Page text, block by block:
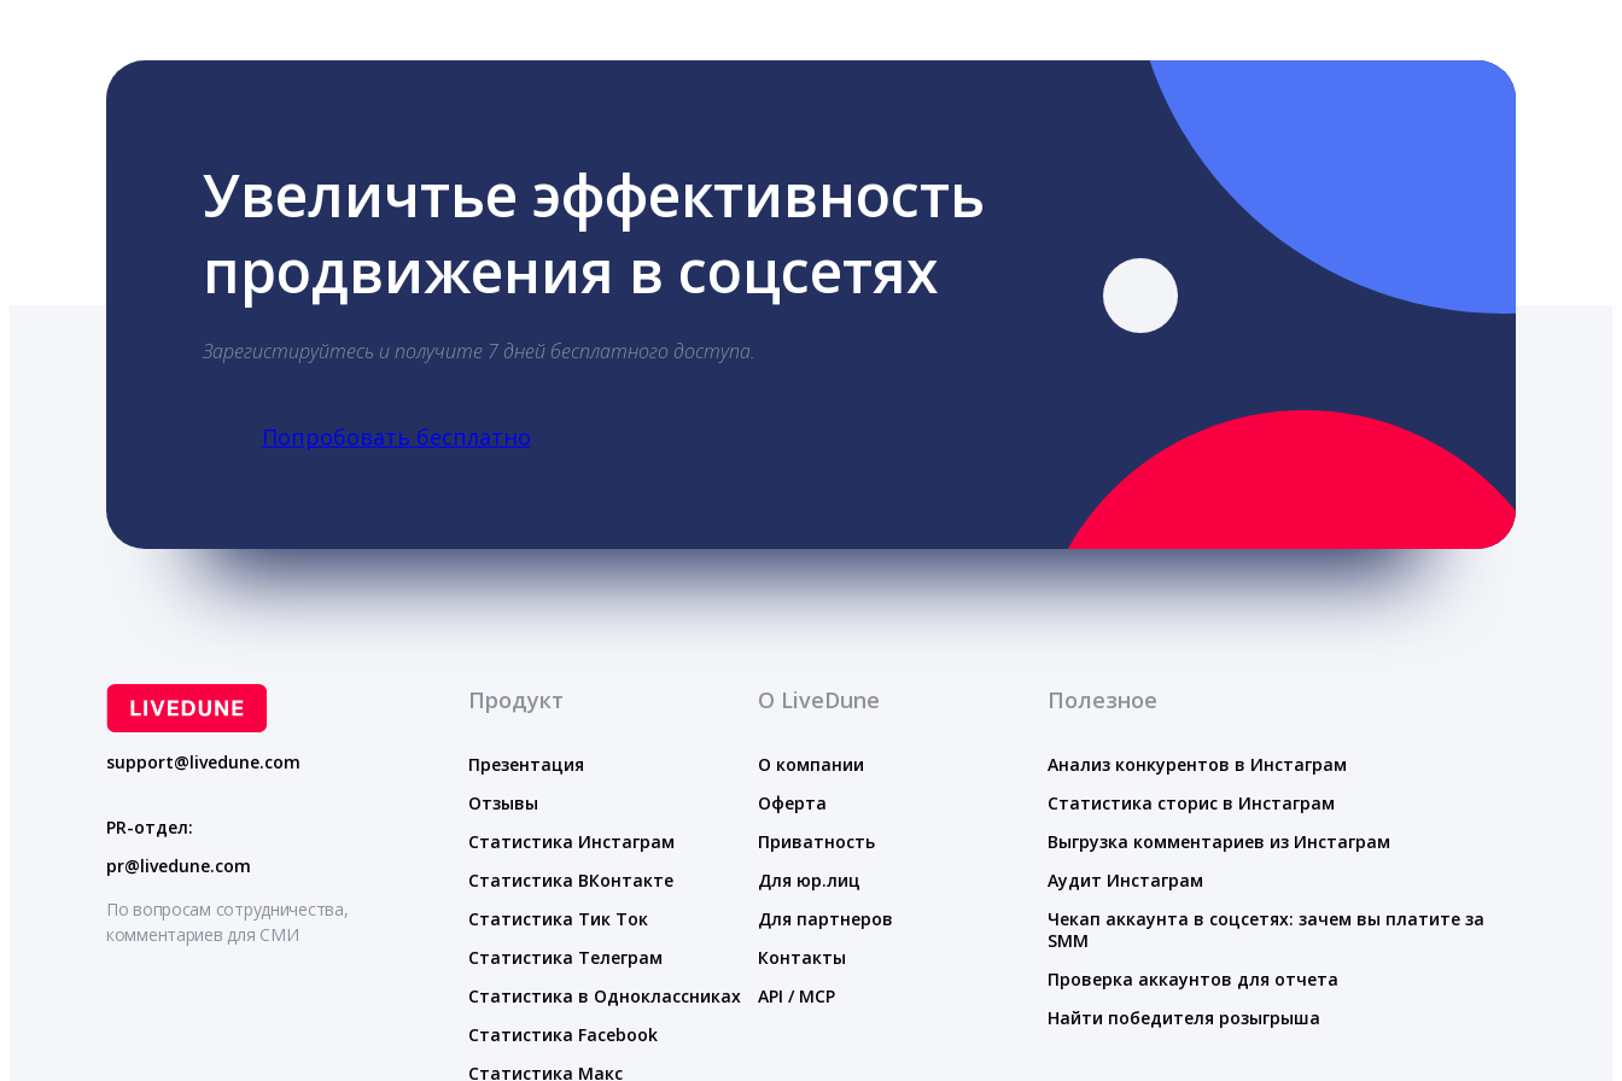
Увеличтье эффективность
продвижения в соцсетях
Зарегистируйтесь и получите 7 дней бесплатного доступа.
Попробовать бесплатно
support@livedune.com
PR-отдел:
pr@livedune.com
По вопросам сотрудничества,
комментариев для СМИ
Продукт
Презентация
Отзывы
Статистика Инстаграм
Статистика ВКонтакте
Статистика Тик Ток
Статистика Телеграм
Статистика в Одноклассниках
Статистика Facebook
Статистика Макс
О LiveDune
О компании
Оферта
Приватность
Для юр.лиц
Для партнеров
Контакты
API / MCP
Полезное
Анализ конкурентов в Инстаграм
Статистика сторис в Инстаграм
Выгрузка комментариев из Инстаграм
Аудит Инстаграм
Чекап аккаунта в соцсетях: зачем вы платите за
SMM
Проверка аккаунтов для отчета
Найти победителя розыгрыша